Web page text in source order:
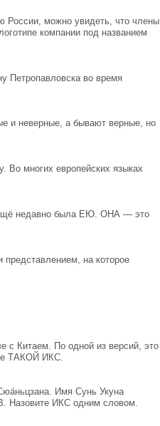
России, можно увидеть, что члены
компании под названием
Петропавловска во время
и неверные, а бывают верные, но
Во многих европейских языках
ещё недавно была ЕЮ. ОНА — это
на которое
с Китаем. По одной из версий, это
ТАКОЙ ИКС.
Имя Сунь Укуна
Назовите ИКС одним словом.